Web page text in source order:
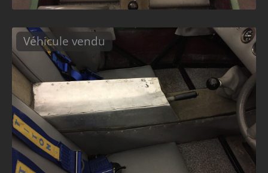
Véhicule vendu